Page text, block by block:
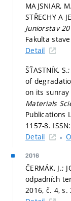
MAJSNIAR,
STŘECHY A
Juniorstav
Fakulta
Detail
ŠŤASTNÍK,
of
on its
Materials
Publications
1157-8.
Detail
2016
ČERMÁK, J.;
odpadních
2016, č. 4,s.